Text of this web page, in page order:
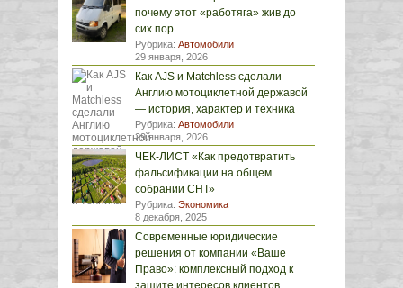
почему этот «работяга» жив до
сих пор
Рубрика: Автомобили
29 января, 2026
Как AJS и Matchless сделали
Англию мотоциклетной державой
— история, характер и техника
Рубрика: Автомобили
29 января, 2026
ЧЕК-ЛИСТ «Как предотвратить
фальсификации на общем
собрании СНТ»
Рубрика: Экономика
8 декабря, 2025
Современные юридические
решения от компании «Ваше
Право»: комплексный подход к
защите интересов клиентов